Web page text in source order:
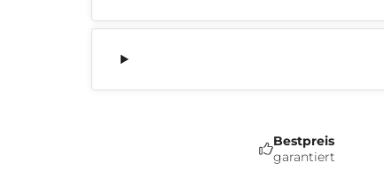
Bestpreis
garantiert